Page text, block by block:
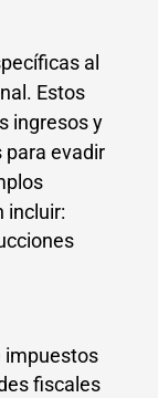
al
Estos
ingresos y
para evadir
incluir:
impuestos
fiscales